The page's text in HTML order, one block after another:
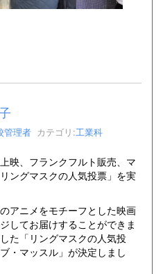
管理者 カテゴリ:工業科
映、フランクフルト販売、マ
ングマスクの人気投票」を実
アニメをモチーフとした映画
してお届けすることができま
た「リングマスクの人気投
・マッスル」が決定しまし